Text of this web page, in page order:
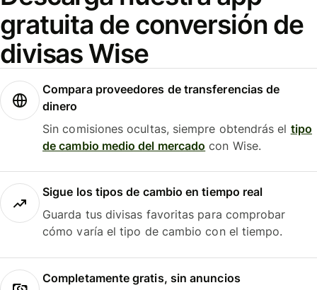
gratuita de conversión de
divisas Wise
Compara proveedores de transferencias de
dinero
Sin comisiones ocultas, siempre obtendrás el tipo
de cambio medio del mercado con Wise.
Sigue los tipos de cambio en tiempo real
Guarda tus divisas favoritas para comprobar
cómo varía el tipo de cambio con el tiempo.
Completamente gratis, sin anuncios